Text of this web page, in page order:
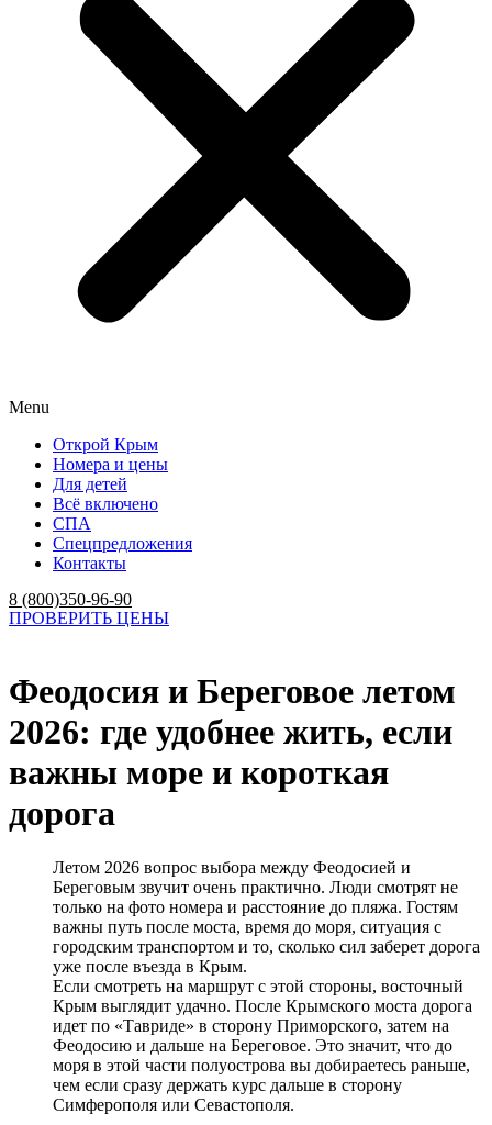
Menu
Открой Крым
Номера и цены
Для детей
Всё включено
СПА
Спецпредложения
Контакты
8 (800)350-96-90
ПРОВЕРИТЬ ЦЕНЫ
Феодосия и Береговое летом
2026: где удобнее жить, если
важны море и короткая
дорога
Летом 2026 вопрос выбора между Феодосией и
Береговым звучит очень практично. Люди смотрят не
только на фото номера и расстояние до пляжа. Гостям
важны путь после моста, время до моря, ситуация с
городским транспортом и то, сколько сил заберет дорога
уже после въезда в Крым.
Если смотреть на маршрут с этой стороны, восточный
Крым выглядит удачно. После Крымского моста дорога
идет по «Тавриде» в сторону Приморского, затем на
Феодосию и дальше на Береговое. Это значит, что до
моря в этой части полуострова вы добираетесь раньше,
чем если сразу держать курс дальше в сторону
Симферополя или Севастополя.